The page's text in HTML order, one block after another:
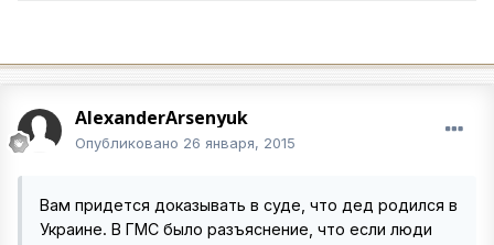
AlexanderArsenyuk
Опубликовано 26 января, 2015
Вам придется доказывать в суде, что дед родился в
Украине. В ГМС было разъяснение, что если люди